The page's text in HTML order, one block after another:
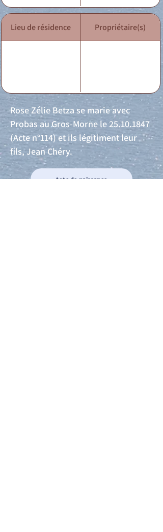
Lieu de résidence Propriétaire(s)
Rose Zélie Betza se marie avec
Probas au Gros-Morne le25.10.1847
(Acte n°114) et ils légitiment leur
fils, Jean Chéry.
Acte de naissance